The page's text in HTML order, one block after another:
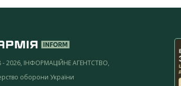
- 2026, ІНФОРМАЦІЙНЕ АГЕНТСТВО,
оборони України